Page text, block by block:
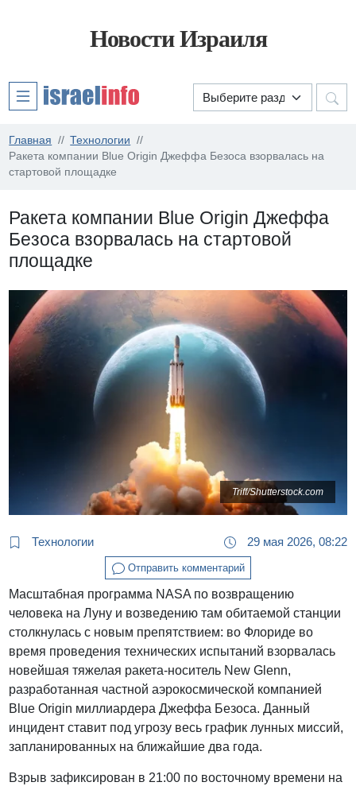
Новости Израиля
Главная
Технологии
Ракета компании Blue Origin Джеффа Безоса взорвалась на
стартовой площадке
Ракета компании Blue Origin Джеффа
Безоса взорвалась на стартовой
площадке
Triff/Shutterstock.com
Технологии 29 мая 2026, 08:22
Отправить комментарий
Масштабная программа NASA по возвращению
человека на Луну и возведению там обитаемой станции
столкнулась с новым препятствием: во Флориде во
время проведения технических испытаний взорвалась
новейшая тяжелая ракета-носитель New Glenn,
разработанная частной аэрокосмической компанией
Blue Origin миллиардера Джеффа Безоса. Данный
инцидент ставит под угрозу весь график лунных миссий,
запланированных на ближайшие два года.
Взрыв зафиксирован в 21:00 по восточному времени на